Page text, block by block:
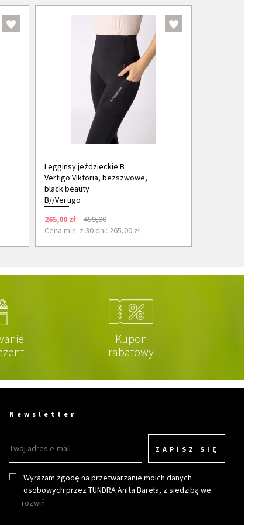
Legginsy jeździeckie B
Vertigo Viktoria, bezszwowe,
black beauty
B//Vertigo
265,00 zł
459,00
Cena min. z 30 dni: 265,00 zł
Kupon
rabatowy
Newsletter
ZAPISZ SIĘ
Wyrażam zgodę na przetwarzanie moich danych
osobowych przez TUNDRA Anita Bareła, z siedzibą we
Wrocławiu w celu otrzymywania newslettera.
rozwiń